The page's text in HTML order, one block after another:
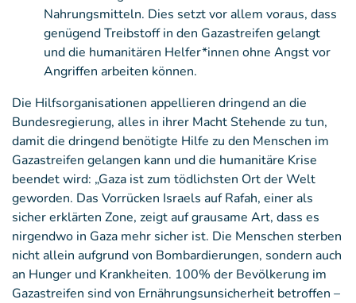
Nahrungsmitteln. Dies setzt vor allem voraus, dass
genügend Treibstoff in den Gazastreifen gelangt
und die humanitären Helfer*innen ohne Angst vor
Angriffen arbeiten können.
Die Hilfsorganisationen appellieren dringend an die
Bundesregierung, alles in ihrer Macht Stehende zu tun,
damit die dringend benötigte Hilfe zu den Menschen im
Gazastreifen gelangen kann und die humanitäre Krise
beendet wird: „Gaza ist zum tödlichsten Ort der Welt
geworden. Das Vorrücken Israels auf Rafah, einer als
sicher erklärten Zone, zeigt auf grausame Art, dass es
nirgendwo in Gaza mehr sicher ist. Die Menschen sterben
nicht allein aufgrund von Bombardierungen, sondern auch
an Hunger und Krankheiten. 100% der Bevölkerung im
Gazastreifen sind von Ernährungsunsicherheit betroffen –